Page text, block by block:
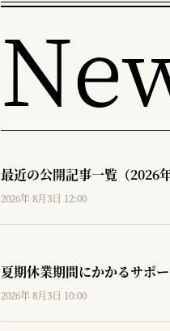
最近の公開記事一覧（2026年
2026年 8月3日 12:00
夏期休業期間にかかるサポ
2026年 8月3日 10:00